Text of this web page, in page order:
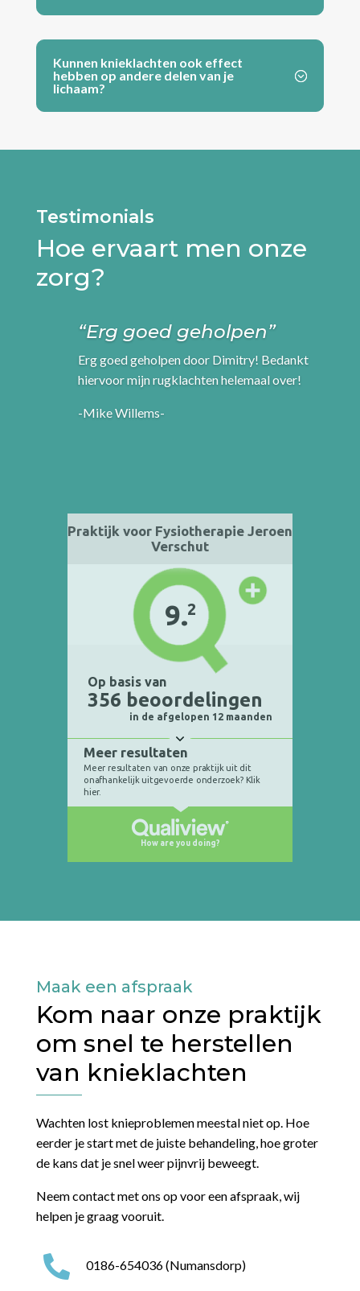
Kunnen knieklachten ook effect
hebben op andere delen van je
lichaam?
Testimonials
Hoe ervaart men onze
zorg?
“Erg goed geholpen”
Erg goed geholpen door Dimitry! Bedankt
hiervoor mijn rugklachten helemaal over!
-Mike Willems-
Maak een afspraak
Kom naar onze praktijk
om snel te herstellen
van knieklachten
Wachten lost knieproblemen meestal niet op. Hoe
eerder je start met de juiste behandeling, hoe groter
de kans dat je snel weer pijnvrij beweegt.
Neem contact met ons op voor een afspraak, wij
helpen je graag vooruit.
 0186-654036 (Numansdorp)